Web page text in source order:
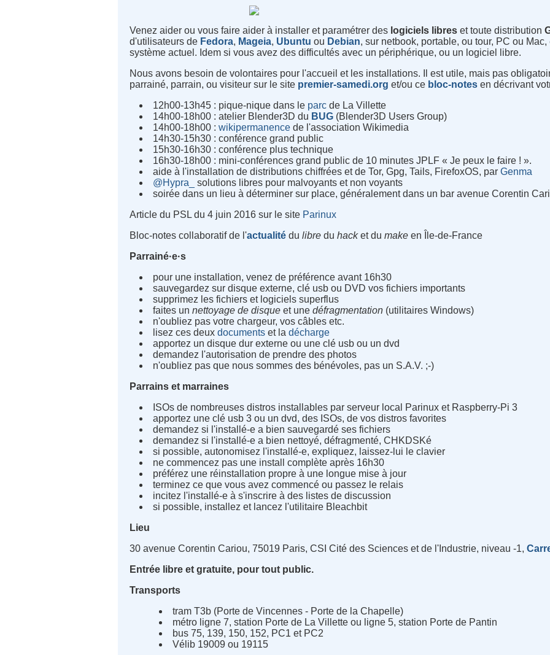
Venez aider ou vous faire aider à installer et paramétrer des logiciels libres et toute distribution
d'utilisateurs de Fedora, Mageia, Ubuntu ou Debian, sur netbook, portable, ou tour, PC ou
système actuel. Idem si vous avez des difficultés avec un périphérique, ou un logiciel libre.
Nous avons besoin de volontaires pour l'accueil et les installations. Il est utile, mais pas
parrainé, parrain, ou visiteur sur le site premier-samedi.org et/ou ce bloc-notes en décrivant
12h00-13h45 : pique-nique dans le parc de La Villette
14h00-18h00 : atelier Blender3D du BUG (Blender3D Users Group)
14h00-18h00 :wikipermanence de l'association Wikimedia
14h30-15h30 : conférence grand public
15h30-16h30 : conférence plus technique
16h30-18h00 : mini-conférences grand public de 10 minutes JPLF « Je peux le faire ! ».
aide à l'installation de distributions chiffrées et de Tor, Gpg, Tails, FirefoxOS, parGenma
@Hypra_
solutions libres pour malvoyants et non voyants
soirée dans un lieu à déterminer sur place, généralement dans un bar avenue Corentin
Article du PSL du 4 juin 2016 sur le site Parinux
Bloc-notes collaboratif de l'actualité dulibre duhacket dumake en Île-de-France
Parrainé·e·s
pour une installation, venez de préférence avant 16h30
sauvegardez sur disque externe, clé usb ou DVD vos fichiers importants
supprimez les fichiers et logiciels superflus
faites unnettoyage de disque et unedéfragmentation (utilitaires Windows)
n'oubliez pas votre chargeur, vos câbles etc.
lisez ces deuxdocuments et ladécharge
apportez un disque dur externe ou une clé usb ou un dvd
demandez l'autorisation de prendre des photos
n'oubliez pas que nous sommes des bénévoles, pas un S.A.V. ;-)
Parrains et marraines
ISOs de nombreuses distros installables par serveur local Parinux et Raspberry-Pi 3
apportez une clé usb 3 ou un dvd, des ISOs, de vos distros favorites
demandez si l'installé-e a bien sauvegardé ses fichiers
demandez si l'installé-e a bien nettoyé, défragmenté, CHKDSKé
si possible, autonomisez l'installé-e, expliquez, laissez-lui le clavier
ne commencez pas une install complète après 16h30
préférez une réinstallation propre à une longue mise à jour
terminez ce que vous avez commencé ou passez le relais
incitez l'installé-e à s'inscrire à des listes de discussion
si possible, installez et lancez l'utilitaire Bleachbit
Lieu
30 avenue Corentin Cariou, 75019 Paris, CSI Cité des Sciences et de l'Industrie, niveau -1,
Entrée libre et gratuite, pour tout public.
Transports
tram T3b (Porte de Vincennes - Porte de la Chapelle)
métro ligne 7, station Porte de La Villette ou ligne 5, station Porte de Pantin
bus 75, 139, 150, 152, PC1 et PC2
Vélib 19009 ou 19115